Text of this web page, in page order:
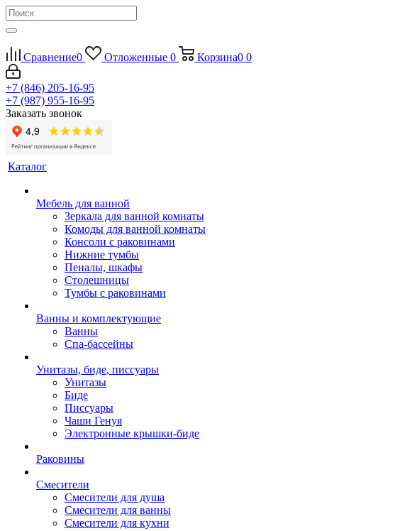
Сравнение0 Отложенные 0 Корзина0 0
+7 (846) 205-16-95
+7 (987) 955-16-95
Заказать звонок
Каталог
Мебель для ванной
Зеркала для ванной комнаты
Комоды для ванной комнаты
Консоли с раковинами
Нижние тумбы
Пеналы, шкафы
Столешницы
Тумбы с раковинами
Ванны и комплектующие
Ванны
Спа-бассейны
Унитазы, биде, писсуары
Унитазы
Биде
Писсуары
Чаши Генуя
Электронные крышки-биде
Раковины
Смесители
Смесители для душа
Смесители для ванны
Смесители для кухни